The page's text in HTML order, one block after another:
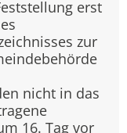
erst
zur
nicht in das
16. Tag vor